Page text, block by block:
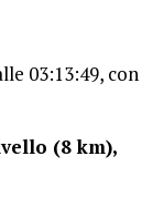
03:13:49, con
(8 km),